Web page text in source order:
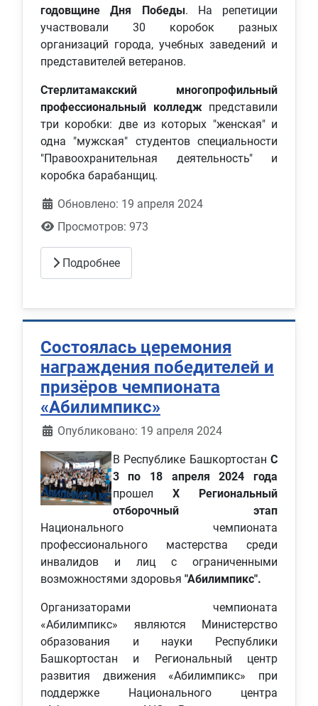
годовщине Дня Победы. На репетиции
участвовали 30 коробок разных
организаций города, учебных заведений и
представителей ветеранов.
Стерлитамакский многопрофильный
профессиональный колледжпредставили
три коробки: две из которых "женская" и
одна "мужская" студентов специальности
"Правоохранительная деятельность" и
коробка барабанщиц.
Обновлено: 19 апреля 2024
Просмотров: 973
Подробнее
Состоялась церемония
награждения победителей и
призёров чемпионата
«Абилимпикс»
Информация о материале
Опубликовано: 19 апреля 2024
В Республике Башкортостан С
3 по 18 апреля 2024 года
прошел X Региональный
отборочный этап
Национального чемпионата
профессионального мастерства среди
инвалидов и лиц с ограниченными
возможностями здоровья "Абилимпикс".
Организаторами чемпионата
«Абилимпикс» являются Министерство
образования и науки Республики
Башкортостан и Региональный центр
развития движения «Абилимпикс» при
поддержке Национального центра